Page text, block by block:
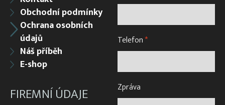
Obchodní podmínky
Ochrana osobních
údajů
Náš příběh
E-shop
FIREMNÍ ÚDAJE
Telefon*
Zpráva